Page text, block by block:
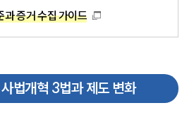
과 증거 수집 가이드
법개혁 3법과 제도 변화